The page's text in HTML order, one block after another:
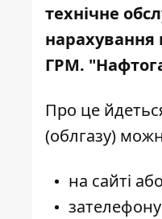
технічне
нарахування
ГРМ.
Про це
(облгазу)
на сайті